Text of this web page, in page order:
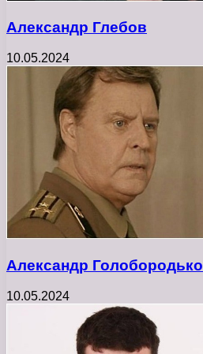
Александр Глебов
10.05.2024
Александр Голобородько
10.05.2024